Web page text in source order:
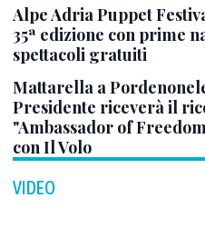
Alpe Adria Puppet
35ª edizione con prime
spettacoli gratuiti
Mattarella a
Presidente riceverà il
"Ambassador of
con Il Volo
VIDEO